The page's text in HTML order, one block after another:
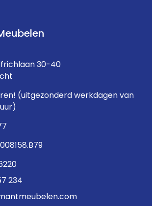
30-40
(uitgezonderd werkdagen van
234